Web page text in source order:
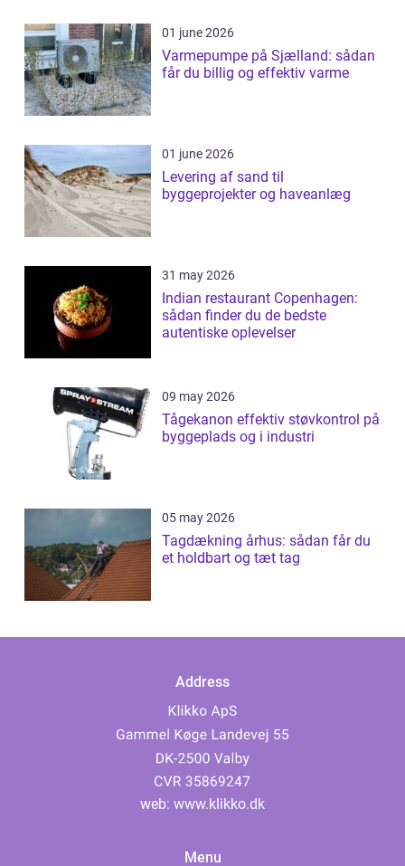
01 june 2026
Varmepumpe på Sjælland: sådan
får du billig og effektiv varme
01 june 2026
Levering af sand til
byggeprojekter og haveanlæg
31 may 2026
Indian restaurant Copenhagen:
sådan finder du de bedste
autentiske oplevelser
09 may 2026
Tågekanon effektiv støvkontrol på
byggeplads og i industri
05 may 2026
Tagdækning århus: sådan får du
et holdbart og tæt tag
Address
web: www.klikko.dk
Menu